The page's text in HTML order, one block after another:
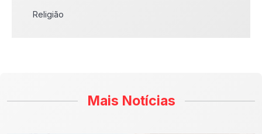
Religião
Mais Notícias